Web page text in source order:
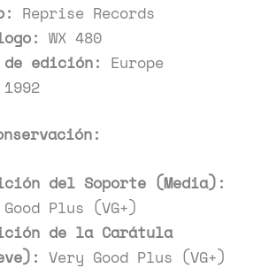
Reprise Records
WX 480
edición: Europe
1992
del Soporte (Media):
Plus (VG+)
de la Carátula
Very Good Plus (VG+)